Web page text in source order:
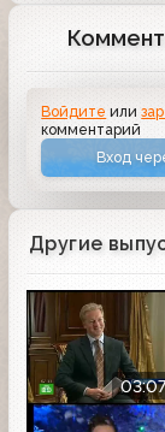
Войдите или
комментарий
Вход
Другие
03:07